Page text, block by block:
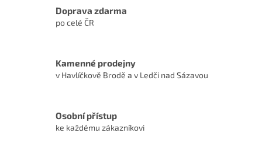
Doprava zdarma
po celé ČR
Kamenné prodejny
v Havlíčkově Brodě a v Ledči nad Sázavou
Osobní přístup
ke každému zákazníkovi